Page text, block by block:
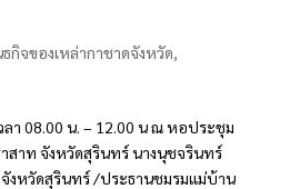
กิจของเหล่ากาชาดจังหวัด,
ลา 08.00 น. – 12.00 น ณ หอประชุม
สาท จังหวัดสุรินทร์ นางนุชจรินทร์
งหวัดสุรินทร์ /ประธานชมรมแม่บ้าน